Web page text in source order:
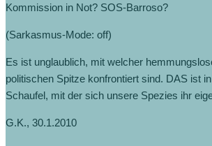
Kommission in Not? SOS-Barroso?
(Sarkasmus-Mode: off)
Es ist unglaublich, mit welcher
politischen Spitze konfrontiert sind. DAS ist
Schaufel, mit der sich unsere Spezies ihr
G.K., 30.1.2010